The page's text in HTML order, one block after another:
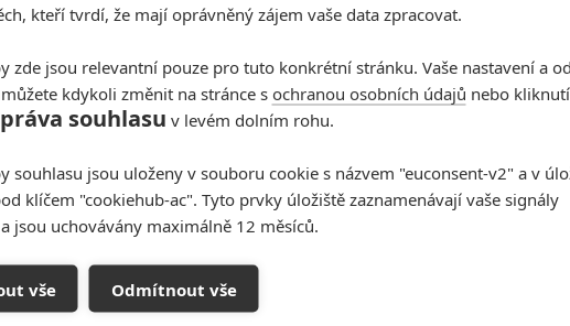
galerie
Počet: 55
Dwayne Johnson s chutí
převzal Zlatou malinu za
Baywatch
kteří tvrdí, že mají oprávněný zájem vaše data zpracovat.
zde jsou relevantní pouze pro tuto konkrétní stránku. Vaše nastavení a
kdykoli změnit na stránce s ochranou osobních údajů nebo
souhlasu v levém dolním rohu.
souhlasu jsou uloženy v souboru cookie s názvem "euconsent-v2" a v
klíčem "cookiehub-ac". Tyto prvky úložiště zaznamenávají vaše signály
jsou uchovávány maximálně 12 měsíců.
vše Odmítnout vše